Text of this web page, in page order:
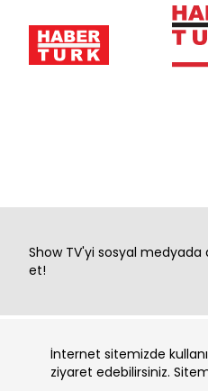
İnternet sitemizde
ziyaret edebilirsiniz.
Show TV'yi sosyal medyada
et!
Copyright 2026 Show